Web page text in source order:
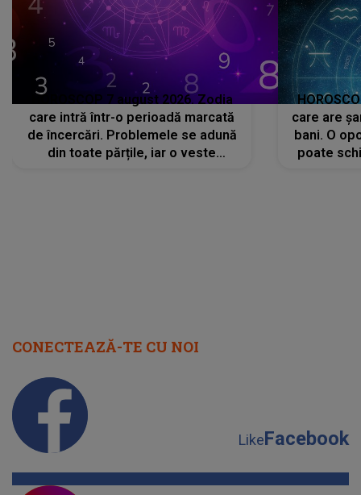
HOROSCOP 7 august 2026. Zodia
care intră într-o perioadă marcată
de încercări. Problemele se adună
din toate părțile, iar o veste
care are
bani. O
poate
CONECTEAZĂ-TE CU NOI
LikeFacebook